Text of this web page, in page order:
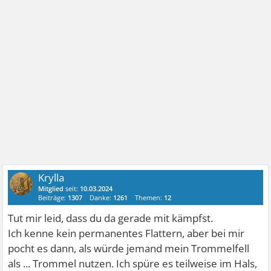
Krylla
Mitglied seit: 10.03.2024
Beiträge: 1307 Danke: 1261 Themen: 12
Tut mir leid, dass du da gerade mit kämpfst.
Ich kenne kein permanentes Flattern, aber bei mir
pocht es dann, als würde jemand mein Trommelfell
als ... Trommel nutzen. Ich spüre es teilweise im Hals,